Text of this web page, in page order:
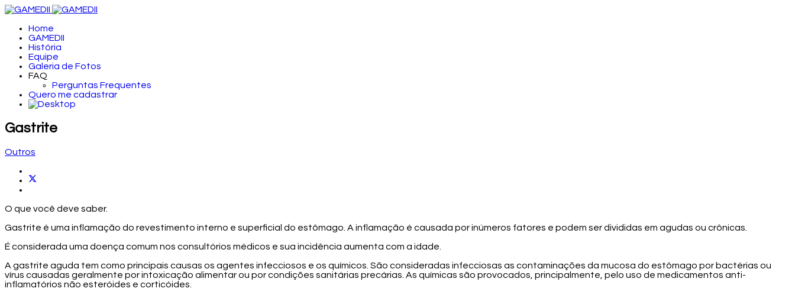
Home
GAMEDII
História
Equipe
Galeria de Fotos
FAQ
Perguntas Frequentes
Quero me cadastrar
Gastrite
Outros
O que você deve saber.
Gastrite é uma inflamação do revestimento interno e superficial do estômago. A inflamação é causada por inúmeros fatores e podem ser divididas em agudas ou crônicas.
É considerada uma doença comum nos consultórios médicos e sua incidência aumenta com a idade.
A gastrite aguda tem como principais causas os agentes infecciosos e os químicos. São consideradas infecciosas as contaminações da mucosa do estômago por bactérias ou
vírus causadas geralmente por intoxicação alimentar ou por condições sanitárias precárias. As químicas são provocados, principalmente, pelo uso de medicamentos anti-
inflamatórios não esteróides e corticóides.